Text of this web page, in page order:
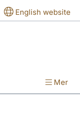
English website
Mer